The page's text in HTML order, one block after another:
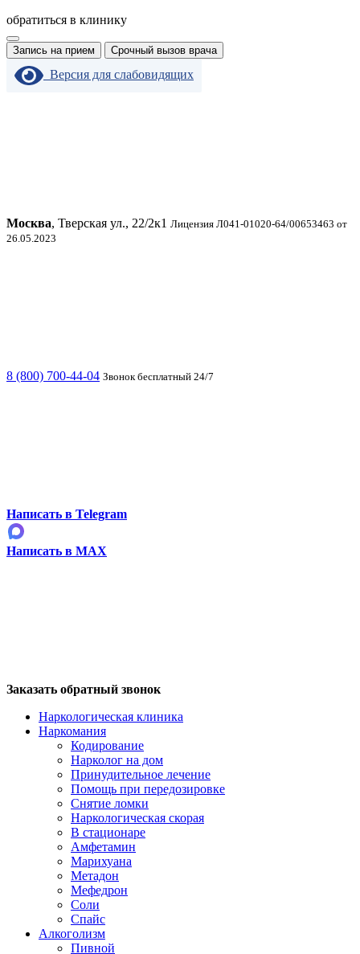
обратиться в клинику
Запись на прием Срочный вызов врача
Версия для слабовидящих
Москва, Тверская ул., 22/2к1 Лицензия Л041-01020-64/00653463 от
26.05.2023
8 (800) 700-44-04 Звонок бесплатный 24/7
Написать в Telegram
Написать в MAX
Заказать обратный звонок
Наркологическая клиника
Наркомания
Кодирование
Нарколог на дом
Принудительное лечение
Помощь при передозировке
Снятие ломки
Наркологическая скорая
В стационаре
Амфетамин
Марихуана
Метадон
Мефедрон
Соли
Спайс
Алкоголизм
Пивной